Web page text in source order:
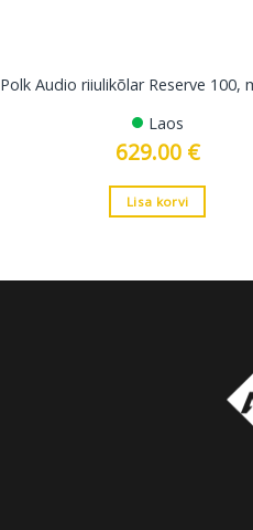
Polk Audio riiulikõlar Reserve 100,
Laos
629.00 €
Lisa korvi